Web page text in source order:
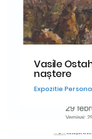
Vasile
naștere
Expozitie